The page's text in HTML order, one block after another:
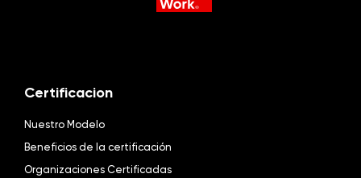
Certificacion
Nuestro Modelo
Beneficios de la certificación
Organizaciones Certificadas